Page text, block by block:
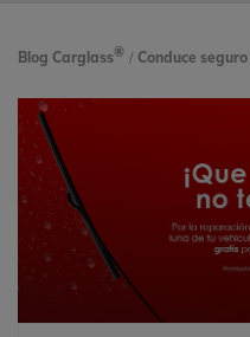
Blog Carglass® / Conduce seguro